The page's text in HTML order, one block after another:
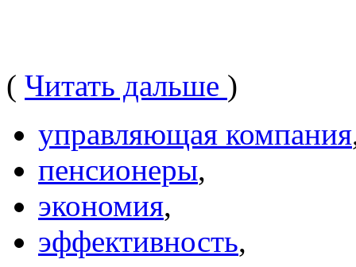
( Читать дальше )
управляющая компания
пенсионеры,
экономия,
эффективность,